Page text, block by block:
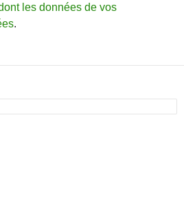
les données de vos
.